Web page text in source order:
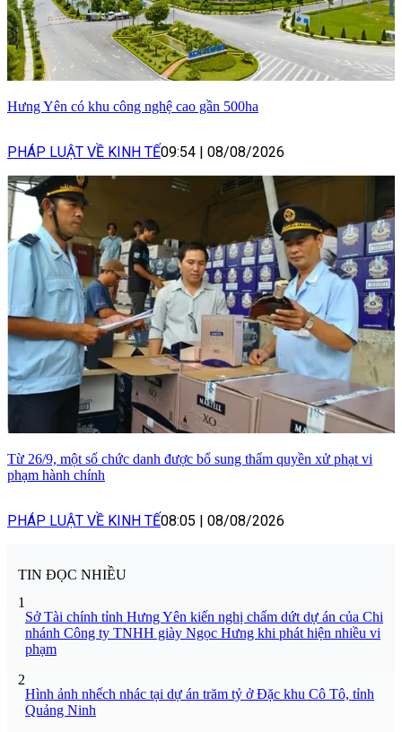
Hưng Yên có khu công nghệ cao gần 500ha
PHÁP LUẬT VỀ KINH TẾ09:54 | 08/08/2026
Từ 26/9, một số chức danh được bổ sung thẩm quyền xử phạt vi
phạm hành chính
PHÁP LUẬT VỀ KINH TẾ08:05 | 08/08/2026
TIN ĐỌC NHIỀU
1
Sở Tài chính tỉnh Hưng Yên kiến nghị chấm dứt dự án của Chi
nhánh Công ty TNHH giày Ngọc Hưng khi phát hiện nhiều vi
phạm
2
Hình ảnh nhếch nhác tại dự án trăm tỷ ở Đặc khu Cô Tô, tỉnh
Quảng Ninh